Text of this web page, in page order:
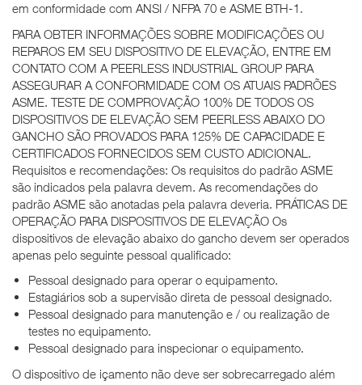
em conformidade com ANSI / NFPA 70 e ASME BTH-1.
PARA OBTER INFORMAÇÕES SOBRE MODIFICAÇÕES OU
REPAROS EM SEU DISPOSITIVO DE ELEVAÇÃO, ENTRE EM
CONTATO COM A PEERLESS INDUSTRIAL GROUP PARA
ASSEGURAR A CONFORMIDADE COM OS ATUAIS PADRÕES
ASME. TESTE DE COMPROVAÇÃO 100% DE TODOS OS
DISPOSITIVOS DE ELEVAÇÃO SEM PEERLESS ABAIXO DO
GANCHO SÃO PROVADOS PARA 125% DE CAPACIDADE E
CERTIFICADOS FORNECIDOS SEM CUSTO ADICIONAL.
Requisitos e recomendações: Os requisitos do padrão ASME
são indicados pela palavra devem. As recomendações do
padrão ASME são anotadas pela palavra deveria. PRÁTICAS DE
OPERAÇÃO PARA DISPOSITIVOS DE ELEVAÇÃO Os
dispositivos de elevação abaixo do gancho devem ser operados
apenas pelo seguinte pessoal qualificado:
Pessoal designado para operar o equipamento.
Estagiários sob a supervisão direta de pessoal designado.
Pessoal designado para manutenção e / ou realização de
testes no equipamento.
Pessoal designado para inspecionar o equipamento.
O dispositivo de içamento não deve ser sobrecarregado além